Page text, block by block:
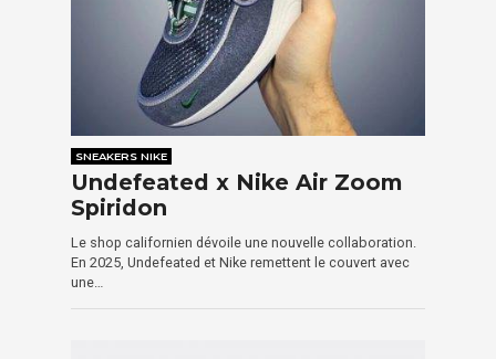
SNEAKERS NIKE
Undefeated x Nike Air Zoom
Spiridon
Le shop californien dévoile une nouvelle collaboration.
En 2025, Undefeated et Nike remettent le couvert avec
une…